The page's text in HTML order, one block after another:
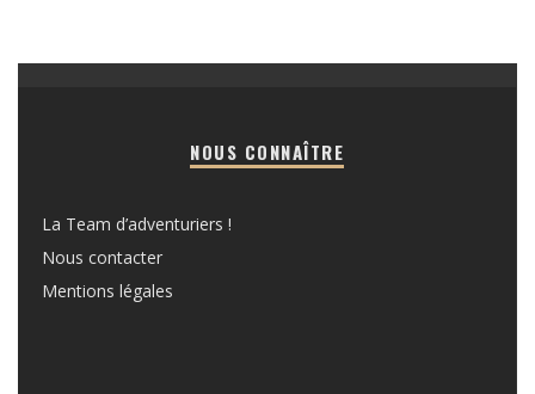
NOUS CONNAÎTRE
La Team d’adventuriers !
Nous contacter
Mentions légales